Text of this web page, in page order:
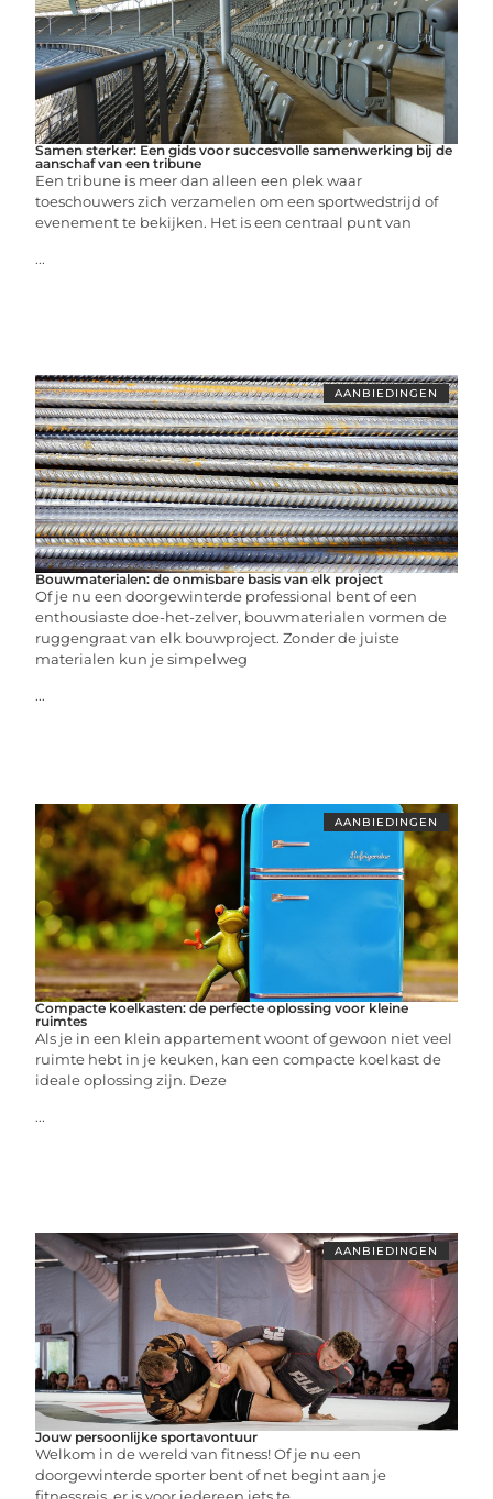
Samen sterker: Een gids voor succesvolle samenwerking bij de
aanschaf van een tribune
Een tribune is meer dan alleen een plek waar
toeschouwers zich verzamelen om een sportwedstrijd of
evenement te bekijken. Het is een centraal punt van
...
AANBIEDINGEN
Bouwmaterialen: de onmisbare basis van elk project
Of je nu een doorgewinterde professional bent of een
enthousiaste doe-het-zelver, bouwmaterialen vormen de
ruggengraat van elk bouwproject. Zonder de juiste
materialen kun je simpelweg
...
AANBIEDINGEN
Compacte koelkasten: de perfecte oplossing voor kleine
ruimtes
Als je in een klein appartement woont of gewoon niet veel
ruimte hebt in je keuken, kan een compacte koelkast de
ideale oplossing zijn. Deze
...
AANBIEDINGEN
Jouw persoonlijke sportavontuur
Welkom in de wereld van fitness! Of je nu een
doorgewinterde sporter bent of net begint aan je